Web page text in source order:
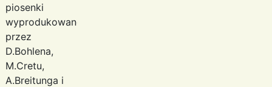
piosenki
wyprodukowane
przez
D.Bohlena,
M.Cretu,
A.Breitunga i